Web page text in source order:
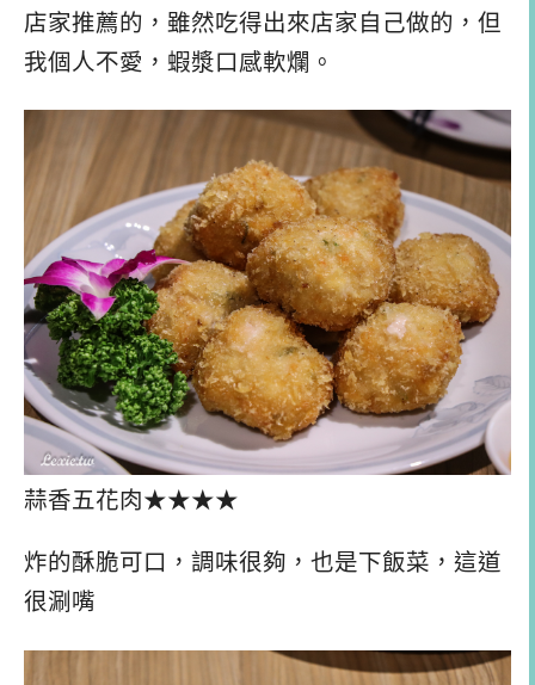
店家推薦的，雖然吃得出來店家自己做的，但
我個人不愛，蝦漿口感軟爛。
蒜香五花肉★★★★
炸的酥脆可口，調味很夠，也是下飯菜，這道
很涮嘴